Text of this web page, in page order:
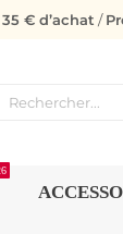
€ d’achat /